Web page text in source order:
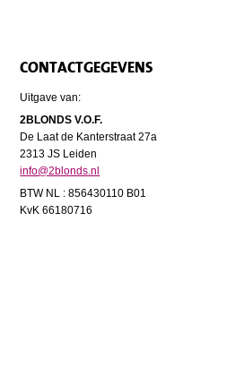
CONTACTGEGEVENS
Uitgave van:
2BLONDS V.O.F.
De Laat de Kanterstraat 27a
2313 JS Leiden
info@2blonds.nl
BTW NL : 856430110 B01
KvK 66180716